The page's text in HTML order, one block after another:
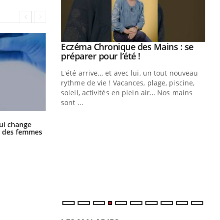
change
femmes
: et si on
de type 2
chez les
les soignants.
Youtube
Eczéma Chronique des Mains : se
préparer pour l’été !Youtube
L'été arrive… et avec lui, un tout nouveau
rythme de vie ! Vacances, plage, piscine,
soleil, activités en plein air… Nos mains
sont ...